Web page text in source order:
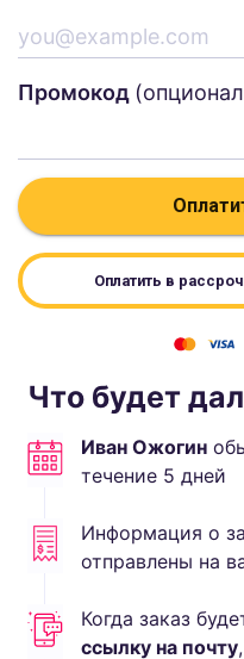
Промокод
Оплатить в
Что будет
Иван Ожогин
течение 5 дней
Информация о
отправлены на
Когда заказ
ссылку на почту